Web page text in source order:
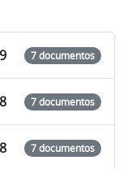
7 documentos
7 documentos
7 documentos